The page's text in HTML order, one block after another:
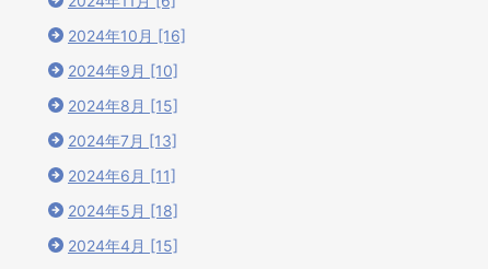
2024年10月 [16]
2024年9月 [10]
2024年8月 [15]
2024年7月 [13]
2024年6月 [11]
2024年5月 [18]
2024年4月 [15]